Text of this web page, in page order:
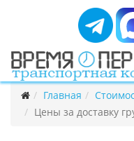
Главная
Цены за доставку